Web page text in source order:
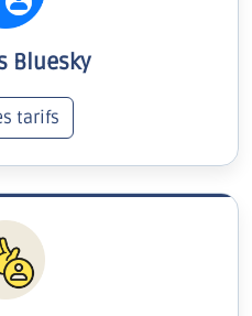
Bluesky
tarifs